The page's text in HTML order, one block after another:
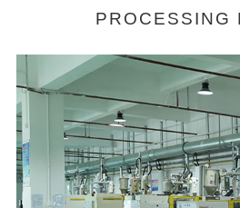
PROCESSING